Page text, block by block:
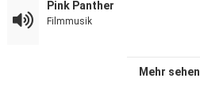
Pink Panther
Filmmusik
Mehr sehen